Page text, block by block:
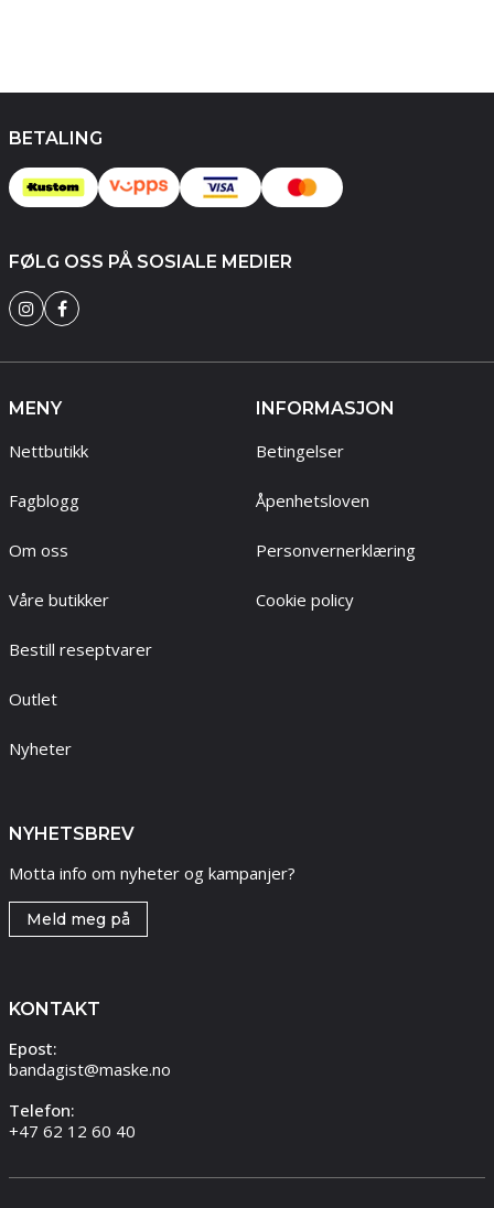
BETALING
FØLG OSS PÅ SOSIALE MEDIER
MENY
Nettbutikk
Fagblogg
Om oss
Våre butikker
Bestill reseptvarer
Outlet
Nyheter
INFORMASJON
Betingelser
Åpenhetsloven
Personvernerklæring
Cookie policy
NYHETSBREV
Motta info om nyheter og kampanjer?
Meld meg på
KONTAKT
Epost:
bandagist@maske.no
Telefon:
+47 62 12 60 40